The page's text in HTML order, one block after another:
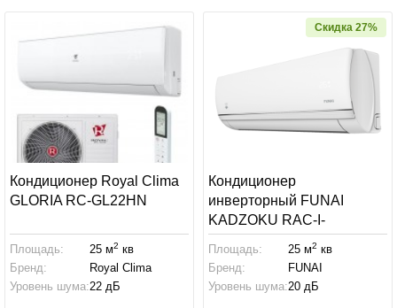
Кондиционер Royal Clima
GLORIA RC-GL22HN
Площадь: 25 м2 кв
Бренд:
Royal Clima
Уровень шума:22 дБ
Скидка 27%
Кондиционер
инверторный FUNAI
KADZOKU RAC-I-
KD25HP.D03
Площадь: 25 м2 кв
Бренд:
FUNAI
Уровень шума:20 дБ